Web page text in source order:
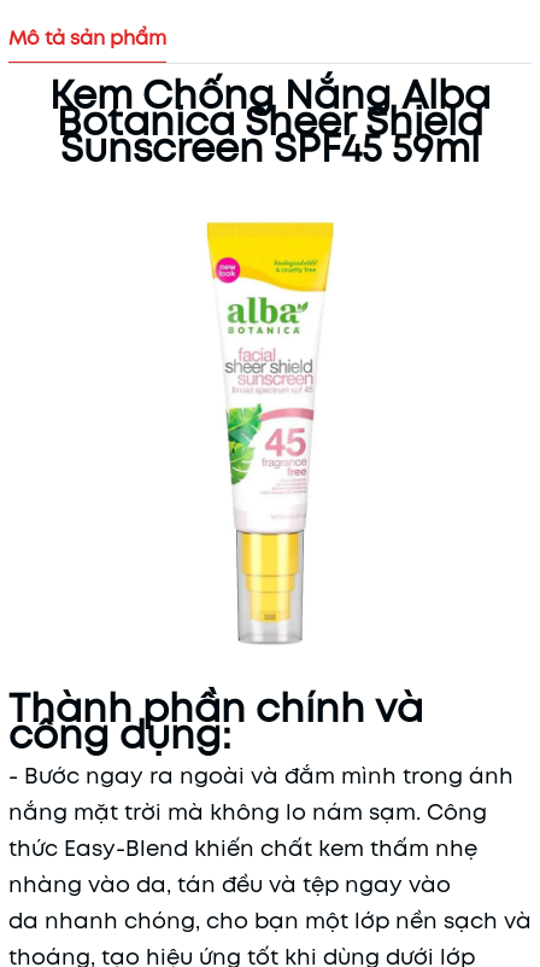
Mô tả sản phẩm
Kem Chống Nắng Alba
Botanica Sheer Shield
Sunscreen SPF45 59ml
Thành phần chính và
công dụng:
- Bước ngay ra ngoài và đắm mình trong ánh
nắng mặt trời mà không lo nám sạm. Công
thức Easy-Blend khiến chất kem thấm nhẹ
nhàng vào da, tán đều và tệp ngay vào
da nhanh chóng, cho bạn một lớp nền sạch và
thoáng, tạo hiệu ứng tốt khi dùng dưới lớp